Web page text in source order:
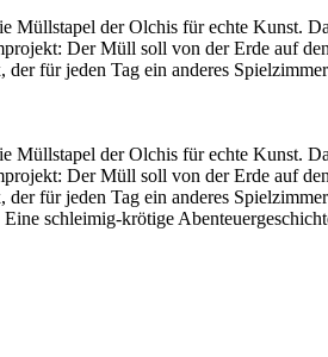
Müllstapel der Olchis für echte Kunst.
Der Müll soll von der Erde auf
für jeden Tag ein anderes
Müllstapel der Olchis für echte Kunst.
Der Müll soll von der Erde auf
für jeden Tag ein anderes
schleimig-krötige